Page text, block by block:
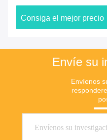
biocompatible Confort
óptimo para el paciente
Consiga el mejor precio
Envíe su
Envíenos